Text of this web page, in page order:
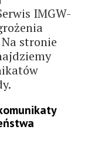
IMGW-
stronie